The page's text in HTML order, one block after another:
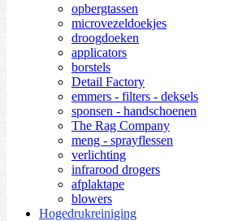
opbergtassen
microvezeldoekjes
droogdoeken
applicators
borstels
Detail Factory
emmers - filters - deksels
sponsen - handschoenen
The Rag Company
meng - sprayflessen
verlichting
infrarood drogers
afplaktape
blowers
Hogedrukreiniging